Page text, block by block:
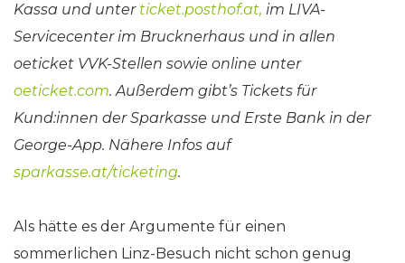
Kassa und unter ticket.posthof.at, im LIVA-
Servicecenter im Brucknerhaus und in allen
oeticket VVK-Stellen sowie online unter
oeticket.com. Außerdem gibt’s Tickets für
Kund:innen der Sparkasse und Erste Bank in der
George-App. Nähere Infos auf
sparkasse.at/ticketing.
Als hätte es der Argumente für einen
sommerlichen Linz-Besuch nicht schon genug